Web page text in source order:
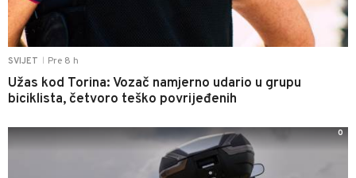
SVIJET Pre 8 h
Užas kod Torina: Vozač namjerno udario u grupu
biciklista, četvoro teško povrijeđenih
0